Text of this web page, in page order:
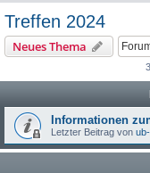
Treffen 2024
Neues Thema
Informationen
Letzter Beitrag von